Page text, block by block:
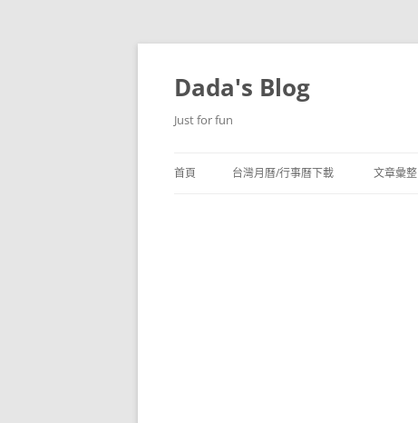
跳
要
內
容
Dada's Blog
Just for fun
首頁 台灣月曆/行事曆下載 文章彙整